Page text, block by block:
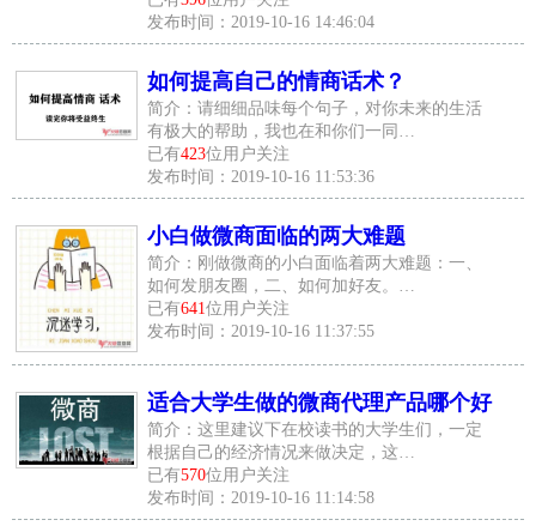
发布时间：2019-10-16 14:46:04
如何提高自己的情商话术？
简介：请细细品味每个句子，对你未来的生活
有极大的帮助，我也在和你们一同…
已有423位用户关注
发布时间：2019-10-16 11:53:36
小白做微商面临的两大难题
简介：刚做微商的小白面临着两大难题：一、
如何发朋友圈，二、如何加好友。…
已有641位用户关注
发布时间：2019-10-16 11:37:55
适合大学生做的微商代理产品哪个好
简介：这里建议下在校读书的大学生们，一定
根据自己的经济情况来做决定，这…
已有570位用户关注
发布时间：2019-10-16 11:14:58